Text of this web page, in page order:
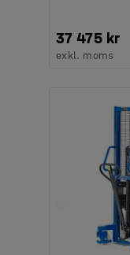
37 475 kr
exkl. moms